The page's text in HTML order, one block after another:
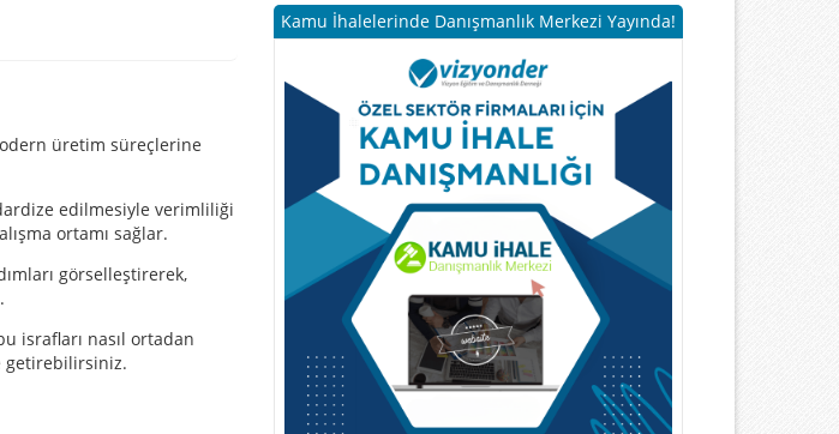
üretim süreçlerine
edilmesiyle verimliliği
ortamı sağlar.
görselleştirerek,
israfları nasıl ortadan
getirebilirsiniz.
Kamu İhalelerinde Danışmanlık Merkezi Yayında!